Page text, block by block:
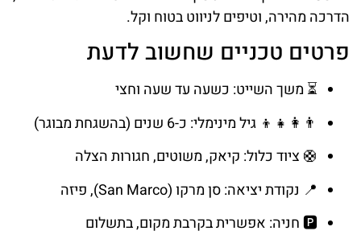
הדרכה מהירה, וטיפים לניווט בטוח וקל.
פרטים טכניים שחשוב לדעת
⏳ משך השייט: כשעה עד שעה וחצי
👨‍👩‍👧‍👦 גיל מינימלי: כ-6 שנים (בהשגחת מבוגר)
🛟 ציוד כלול: קיאק, משוטים, חגורות הצלה
📍 נקודת יציאה: סן מרקו (San Marco), פיזה
🅿️ חניה: אפשרית בקרבת מקום, בתשלום